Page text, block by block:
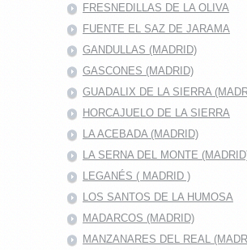
FRESNEDILLAS DE LA OLIVA
FUENTE EL SAZ DE JARAMA
GANDULLAS (MADRID)
GASCONES (MADRID)
GUADALIX DE LA SIERRA
HORCAJUELO DE LA SIERRA
LA ACEBADA (MADRID)
LA SERNA DEL MONTE
LEGANÉS ( MADRID )
LOS SANTOS DE LA HUMOSA
MADARCOS (MADRID)
MANZANARES DEL REAL